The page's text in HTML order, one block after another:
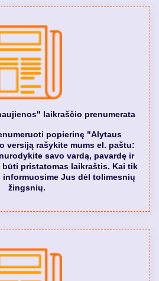
laikraščio prenumerata
popierinę "Alytaus
versiją rašykite mums el. paštu:
savo vardą, pavardę ir
pristatomas laikraštis. Kai tik
informuosime Jus dėl tolimesnių
žingsnių.